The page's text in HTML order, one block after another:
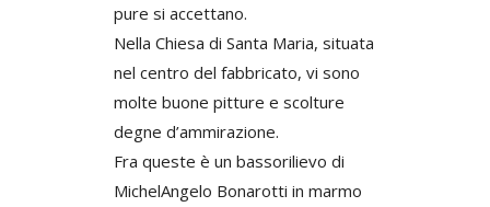
pure si accettano.
Nella Chiesa di Santa Maria, situata
nel centro del fabbricato, vi sono
molte buone pitture e scolture
degne d’ammirazione.
Fra queste è un bassorilievo di
MichelAngelo Bonarotti in marmo